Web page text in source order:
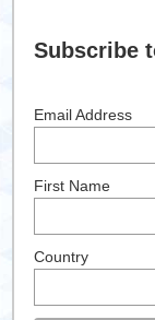
Subscribe
Email Address
First Name
Country